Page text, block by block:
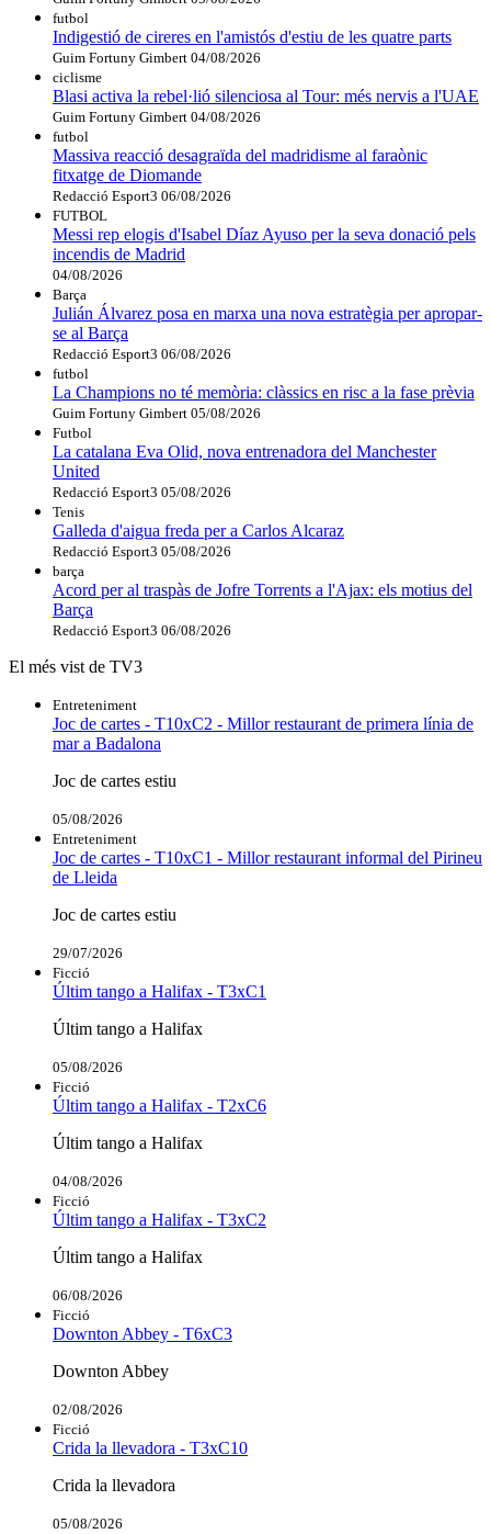
futbol
Indigestió de cireres en l'amistós d'estiu de les quatre parts
Guim Fortuny Gimbert 04/08/2026
ciclisme
Blasi activa la rebel·lió silenciosa al Tour: més nervis a l'UAE
Guim Fortuny Gimbert 04/08/2026
futbol
Massiva reacció desagraïda del madridisme al faraònic
fitxatge de Diomande
Redacció Esport3 06/08/2026
FUTBOL
Messi rep elogis d'Isabel Díaz Ayuso per la seva donació pels
incendis de Madrid
04/08/2026
Barça
Julián Álvarez posa en marxa una nova estratègia per apropar-
se al Barça
Redacció Esport3 06/08/2026
futbol
La Champions no té memòria: clàssics en risc a la fase prèvia
Guim Fortuny Gimbert 05/08/2026
Futbol
La catalana Eva Olid, nova entrenadora del Manchester
United
Redacció Esport3 05/08/2026
Tenis
Galleda d'aigua freda per a Carlos Alcaraz
Redacció Esport3 05/08/2026
barça
Acord per al traspàs de Jofre Torrents a l'Ajax: els motius del
Barça
Redacció Esport3 06/08/2026
El més vist de TV3
Entreteniment
Joc de cartes - T10xC2 - Millor restaurant de primera línia de
mar a Badalona
Joc de cartes estiu
05/08/2026
Entreteniment
Joc de cartes - T10xC1 - Millor restaurant informal del Pirineu
de Lleida
Joc de cartes estiu
29/07/2026
Ficció
Últim tango a Halifax - T3xC1
Últim tango a Halifax
05/08/2026
Ficció
Últim tango a Halifax - T2xC6
Últim tango a Halifax
04/08/2026
Ficció
Últim tango a Halifax - T3xC2
Últim tango a Halifax
06/08/2026
Ficció
Downton Abbey - T6xC3
Downton Abbey
02/08/2026
Ficció
Crida la llevadora - T3xC10
Crida la llevadora
05/08/2026